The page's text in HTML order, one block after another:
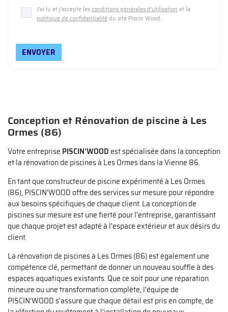
J'ai lu et j'accepte lesconditions générales d'utilisation et la
politique de confidentialitédu site Piscin Wood.
ENVOYER
Conception et Rénovation de piscine à Les
Ormes (86)
Votre entreprise PISCIN'WOOD est spécialisée dans la conception
et la rénovation de piscines à Les Ormes dans la Vienne 86.
En tant que constructeur de piscine expérimenté à Les Ormes
(86), PISCIN'WOOD offre des services sur mesure pour répondre
aux besoins spécifiques de chaque client. La conception de
piscines sur mesure est une fierté pour l'entreprise, garantissant
que chaque projet est adapté à l'espace extérieur et aux désirs du
client.
La rénovation de piscines à Les Ormes (86) est également une
compétence clé, permettant de donner un nouveau souffle à des
espaces aquatiques existants. Que ce soit pour une réparation
mineure ou une transformation complète, l'équipe de
PISCIN'WOOD s'assure que chaque détail est pris en compte, de